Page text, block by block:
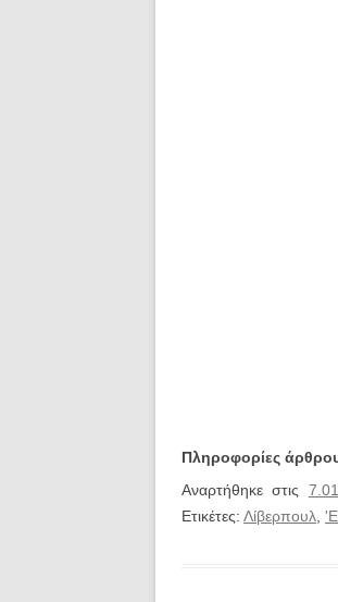
Πληροφορίες
Αναρτήθηκε στις
Ετικέτες: Λίβερπουλ